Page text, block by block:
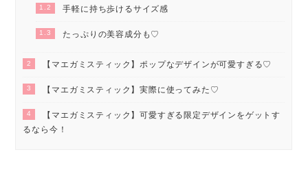
1.2 手軽に持ち歩けるサイズ感
1.3 たっぷりの美容成分も♡
2 【マエガミスティック】ポップなデザインが可愛すぎる♡
3 【マエガミスティック】実際に使ってみた♡
4
【マエガミスティック】可愛すぎる限定デザインをゲットす
るなら今！